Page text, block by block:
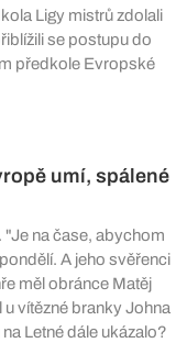
Ligy mistrů zdolali
se postupu do
předkole Evropské
umí, spálené
"Je na čase, abychom
A jeho svěřenci
měl obránce Matěj
vítězné branky Johna
Letné dále ukázalo?